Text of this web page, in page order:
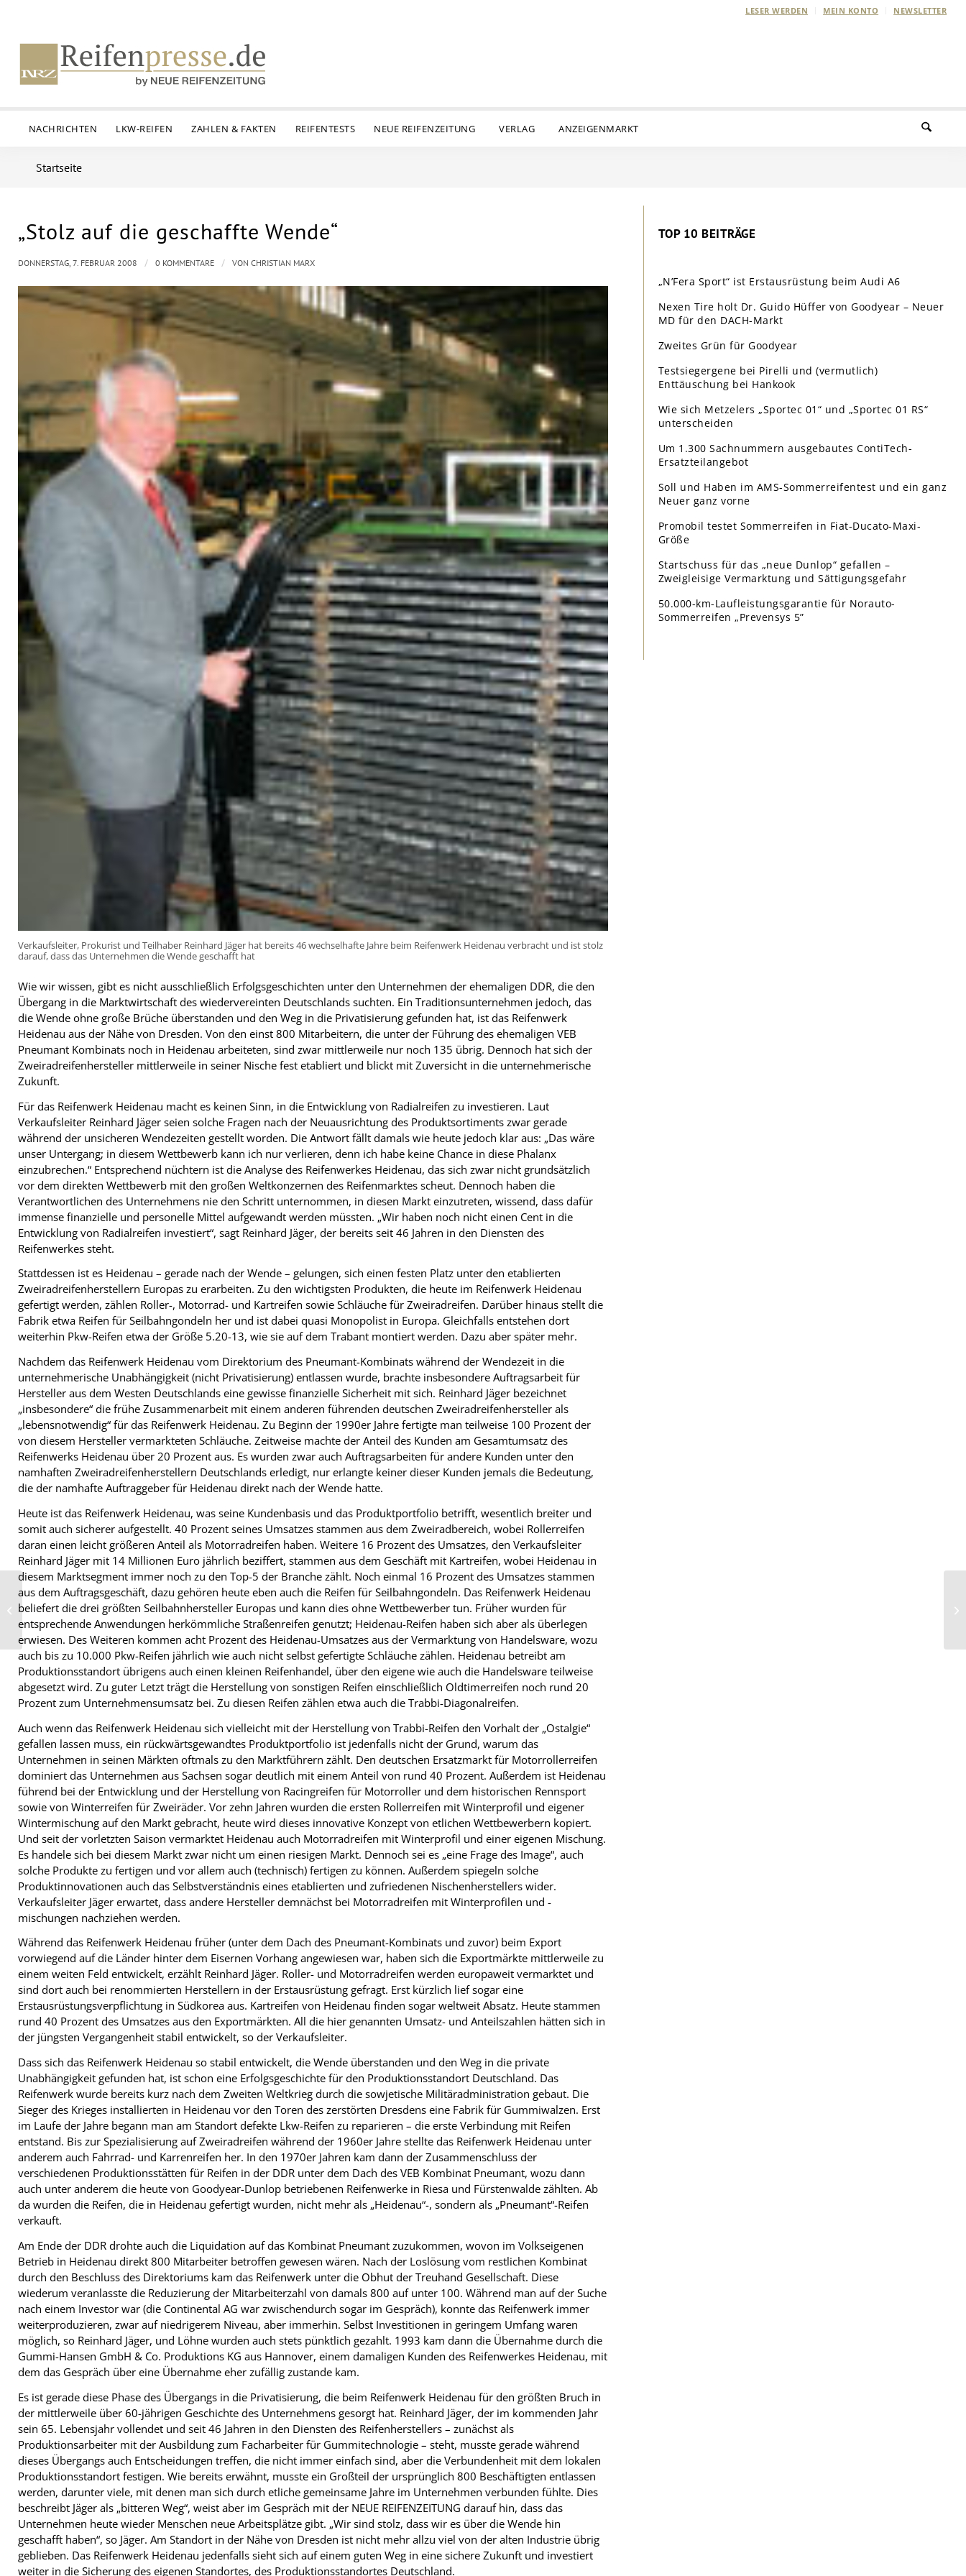
LESER WERDEN MEIN KONTO NEWSLETTER
NACHRICHTEN LKW-REIFEN ZAHLEN & FAKTEN REIFENTESTS NEUE REIFENZEITUNG VERLAG ANZEIGENMARKT
Startseite
„Stolz auf die geschaffte Wende“
Verkaufsleiter, Prokurist und Teilhaber Reinhard Jäger hat bereits 46 wechselhafte Jahre beim Reifenwerk Heidenau verbracht und ist stolz
darauf, dass das Unternehmen die Wende geschafft hat
Wie wir wissen, gibt es nicht ausschließlich Erfolgsgeschichten unter den Unternehmen der ehemaligen DDR, die den
Übergang in die Marktwirtschaft des wiedervereinten Deutschlands suchten. Ein Traditionsunternehmen jedoch, das
die Wende ohne große Brüche überstanden und den Weg in die Privatisierung gefunden hat, ist das Reifenwerk
Heidenau aus der Nähe von Dresden. Von den einst 800 Mitarbeitern, die unter der Führung des ehemaligen VEB
Pneumant Kombinats noch in Heidenau arbeiteten, sind zwar mittlerweile nur noch 135 übrig. Dennoch hat sich der
Zweiradreifenhersteller mittlerweile in seiner Nische fest etabliert und blickt mit Zuversicht in die unternehmerische
Zukunft.
Für das Reifenwerk Heidenau macht es keinen Sinn, in die Entwicklung von Radialreifen zu investieren. Laut
Verkaufsleiter Reinhard Jäger seien solche Fragen nach der Neuausrichtung des Produktsortiments zwar gerade
während der unsicheren Wendezeiten gestellt worden. Die Antwort fällt damals wie heute jedoch klar aus: „Das wäre
unser Untergang; in diesem Wettbewerb kann ich nur verlieren, denn ich habe keine Chance in diese Phalanx
einzubrechen.“ Entsprechend nüchtern ist die Analyse des Reifenwerkes Heidenau, das sich zwar nicht grundsätzlich
vor dem direkten Wettbewerb mit den großen Weltkonzernen des Reifenmarktes scheut. Dennoch haben die
Verantwortlichen des Unternehmens nie den Schritt unternommen, in diesen Markt einzutreten, wissend, dass dafür
immense finanzielle und personelle Mittel aufgewandt werden müssten. „Wir haben noch nicht einen Cent in die
Entwicklung von Radialreifen investiert“, sagt Reinhard Jäger, der bereits seit 46 Jahren in den Diensten des
Reifenwerkes steht.
Stattdessen ist es Heidenau – gerade nach der Wende – gelungen, sich einen festen Platz unter den etablierten
Zweiradreifenherstellern Europas zu erarbeiten. Zu den wichtigsten Produkten, die heute im Reifenwerk Heidenau
gefertigt werden, zählen Roller-, Motorrad- und Kartreifen sowie Schläuche für Zweiradreifen. Darüber hinaus stellt die
Fabrik etwa Reifen für Seilbahngondeln her und ist dabei quasi Monopolist in Europa. Gleichfalls entstehen dort
weiterhin Pkw-Reifen etwa der Größe 5.20-13, wie sie auf dem Trabant montiert werden. Dazu aber später mehr.
Nachdem das Reifenwerk Heidenau vom Direktorium des Pneumant-Kombinats während der Wendezeit in die
unternehmerische Unabhängigkeit (nicht Privatisierung) entlassen wurde, brachte insbesondere Auftragsarbeit für
Hersteller aus dem Westen Deutschlands eine gewisse finanzielle Sicherheit mit sich. Reinhard Jäger bezeichnet
„insbesondere“ die frühe Zusammenarbeit mit einem anderen führenden deutschen Zweiradreifenhersteller als
„lebensnotwendig“ für das Reifenwerk Heidenau. Zu Beginn der 1990er Jahre fertigte man teilweise 100 Prozent der
von diesem Hersteller vermarkteten Schläuche. Zeitweise machte der Anteil des Kunden am Gesamtumsatz des
Reifenwerks Heidenau über 20 Prozent aus. Es wurden zwar auch Auftragsarbeiten für andere Kunden unter den
namhaften Zweiradreifenherstellern Deutschlands erledigt, nur erlangte keiner dieser Kunden jemals die Bedeutung,
die der namhafte Auftraggeber für Heidenau direkt nach der Wende hatte.
Heute ist das Reifenwerk Heidenau, was seine Kundenbasis und das Produktportfolio betrifft, wesentlich breiter und
somit auch sicherer aufgestellt. 40 Prozent seines Umsatzes stammen aus dem Zweiradbereich, wobei Rollerreifen
daran einen leicht größeren Anteil als Motorradreifen haben. Weitere 16 Prozent des Umsatzes, den Verkaufsleiter
Reinhard Jäger mit 14 Millionen Euro jährlich beziffert, stammen aus dem Geschäft mit Kartreifen, wobei Heidenau in
diesem Marktsegment immer noch zu den Top-5 der Branche zählt. Noch einmal 16 Prozent des Umsatzes stammen
aus dem Auftragsgeschäft, dazu gehören heute eben auch die Reifen für Seilbahngondeln. Das Reifenwerk Heidenau
beliefert die drei größten Seilbahnhersteller Europas und kann dies ohne Wettbewerber tun. Früher wurden für
entsprechende Anwendungen herkömmliche Straßenreifen genutzt; Heidenau-Reifen haben sich aber als überlegen
erwiesen. Des Weiteren kommen acht Prozent des Heidenau-Umsatzes aus der Vermarktung von Handelsware, wozu
auch bis zu 10.000 Pkw-Reifen jährlich wie auch nicht selbst gefertigte Schläuche zählen. Heidenau betreibt am
Produktionsstandort übrigens auch einen kleinen Reifenhandel, über den eigene wie auch die Handelsware teilweise
abgesetzt wird. Zu guter Letzt trägt die Herstellung von sonstigen Reifen einschließlich Oldtimerreifen noch rund 20
Prozent zum Unternehmensumsatz bei. Zu diesen Reifen zählen etwa auch die Trabbi-Diagonalreifen.
Auch wenn das Reifenwerk Heidenau sich vielleicht mit der Herstellung von Trabbi-Reifen den Vorhalt der „Ostalgie“
gefallen lassen muss, ein rückwärtsgewandtes Produktportfolio ist jedenfalls nicht der Grund, warum das
Unternehmen in seinen Märkten oftmals zu den Marktführern zählt. Den deutschen Ersatzmarkt für Motorrollerreifen
dominiert das Unternehmen aus Sachsen sogar deutlich mit einem Anteil von rund 40 Prozent. Außerdem ist Heidenau
führend bei der Entwicklung und der Herstellung von Racingreifen für Motorroller und dem historischen Rennsport
sowie von Winterreifen für Zweiräder. Vor zehn Jahren wurden die ersten Rollerreifen mit Winterprofil und eigener
Wintermischung auf den Markt gebracht, heute wird dieses innovative Konzept von etlichen Wettbewerbern kopiert.
Und seit der vorletzten Saison vermarktet Heidenau auch Motorradreifen mit Winterprofil und einer eigenen Mischung.
Es handele sich bei diesem Markt zwar nicht um einen riesigen Markt. Dennoch sei es „eine Frage des Image“, auch
solche Produkte zu fertigen und vor allem auch (technisch) fertigen zu können. Außerdem spiegeln solche
Produktinnovationen auch das Selbstverständnis eines etablierten und zufriedenen Nischenherstellers wider.
Verkaufsleiter Jäger erwartet, dass andere Hersteller demnächst bei Motorradreifen mit Winterprofilen und -
mischungen nachziehen werden.
Während das Reifenwerk Heidenau früher (unter dem Dach des Pneumant-Kombinats und zuvor) beim Export
vorwiegend auf die Länder hinter dem Eisernen Vorhang angewiesen war, haben sich die Exportmärkte mittlerweile zu
einem weiten Feld entwickelt, erzählt Reinhard Jäger. Roller- und Motorradreifen werden europaweit vermarktet und
sind dort auch bei renommierten Herstellern in der Erstausrüstung gefragt. Erst kürzlich lief sogar eine
Erstausrüstungsverpflichtung in Südkorea aus. Kartreifen von Heidenau finden sogar weltweit Absatz. Heute stammen
rund 40 Prozent des Umsatzes aus den Exportmärkten. All die hier genannten Umsatz- und Anteilszahlen hätten sich in
der jüngsten Vergangenheit stabil entwickelt, so der Verkaufsleiter.
Dass sich das Reifenwerk Heidenau so stabil entwickelt, die Wende überstanden und den Weg in die private
Unabhängigkeit gefunden hat, ist schon eine Erfolgsgeschichte für den Produktionsstandort Deutschland. Das
Reifenwerk wurde bereits kurz nach dem Zweiten Weltkrieg durch die sowjetische Militäradministration gebaut. Die
Sieger des Krieges installierten in Heidenau vor den Toren des zerstörten Dresdens eine Fabrik für Gummiwalzen. Erst
im Laufe der Jahre begann man am Standort defekte Lkw-Reifen zu reparieren – die erste Verbindung mit Reifen
entstand. Bis zur Spezialisierung auf Zweiradreifen während der 1960er Jahre stellte das Reifenwerk Heidenau unter
anderem auch Fahrrad- und Karrenreifen her. In den 1970er Jahren kam dann der Zusammenschluss der
verschiedenen Produktionsstätten für Reifen in der DDR unter dem Dach des VEB Kombinat Pneumant, wozu dann
auch unter anderem die heute von Goodyear-Dunlop betriebenen Reifenwerke in Riesa und Fürstenwalde zählten. Ab
da wurden die Reifen, die in Heidenau gefertigt wurden, nicht mehr als „Heidenau“-, sondern als „Pneumant“-Reifen
verkauft.
Am Ende der DDR drohte auch die Liquidation auf das Kombinat Pneumant zuzukommen, wovon im Volkseigenen
Betrieb in Heidenau direkt 800 Mitarbeiter betroffen gewesen wären. Nach der Loslösung vom restlichen Kombinat
durch den Beschluss des Direktoriums kam das Reifenwerk unter die Obhut der Treuhand Gesellschaft. Diese
wiederum veranlasste die Reduzierung der Mitarbeiterzahl von damals 800 auf unter 100. Während man auf der Suche
nach einem Investor war (die Continental AG war zwischendurch sogar im Gespräch), konnte das Reifenwerk immer
weiterproduzieren, zwar auf niedrigerem Niveau, aber immerhin. Selbst Investitionen in geringem Umfang waren
möglich, so Reinhard Jäger, und Löhne wurden auch stets pünktlich gezahlt. 1993 kam dann die Übernahme durch die
Gummi-Hansen GmbH & Co. Produktions KG aus Hannover, einem damaligen Kunden des Reifenwerkes Heidenau, mit
dem das Gespräch über eine Übernahme eher zufällig zustande kam.
Es ist gerade diese Phase des Übergangs in die Privatisierung, die beim Reifenwerk Heidenau für den größten Bruch in
der mittlerweile über 60-jährigen Geschichte des Unternehmens gesorgt hat. Reinhard Jäger, der im kommenden Jahr
sein 65. Lebensjahr vollendet und seit 46 Jahren in den Diensten des Reifenherstellers – zunächst als
Produktionsarbeiter mit der Ausbildung zum Facharbeiter für Gummitechnologie – steht, musste gerade während
dieses Übergangs auch Entscheidungen treffen, die nicht immer einfach sind, aber die Verbundenheit mit dem lokalen
Produktionsstandort festigen. Wie bereits erwähnt, musste ein Großteil der ursprünglich 800 Beschäftigten entlassen
werden, darunter viele, mit denen man sich durch etliche gemeinsame Jahre im Unternehmen verbunden fühlte. Dies
beschreibt Jäger als „bitteren Weg“, weist aber im Gespräch mit der NEUE REIFENZEITUNG darauf hin, dass das
Unternehmen heute wieder Menschen neue Arbeitsplätze gibt. „Wir sind stolz, dass wir es über die Wende hin
geschafft haben“, so Jäger. Am Standort in der Nähe von Dresden ist nicht mehr allzu viel von der alten Industrie übrig
geblieben. Das Reifenwerk Heidenau jedenfalls sieht sich auf einem guten Weg in eine sichere Zukunft und investiert
weiter in die Sicherung des eigenen Standortes, des Produktionsstandortes Deutschland.
DONNERSTAG, 7. FEBRUAR 2008 / 0 KOMMENTARE / VON CHRISTIAN MARX
TOP 10 BEITRÄGE
„N’Fera Sport“ ist Erstausrüstung beim Audi A6
Nexen Tire holt Dr. Guido Hüffer von Goodyear – Neuer
MD für den DACH-Markt
Zweites Grün für Goodyear
Testsiegergene bei Pirelli und (vermutlich)
Enttäuschung bei Hankook
Wie sich Metzelers „Sportec 01“ und „Sportec 01 RS“
unterscheiden
Um 1.300 Sachnummern ausgebautes ContiTech-
Ersatzteilangebot
Soll und Haben im AMS-Sommerreifentest und ein ganz
Neuer ganz vorne
Promobil testet Sommerreifen in Fiat-Ducato-Maxi-
Größe
Startschuss für das „neue Dunlop“ gefallen –
Zweigleisige Vermarktung und Sättigungsgefahr
50.000-km-Laufleistungsgarantie für Norauto-
Sommerreifen „Prevensys 5”
Reifenpartner der
„Histo-Monte“ heißt
Dunlop